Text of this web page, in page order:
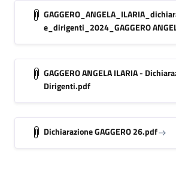
e_dirigenti_2024_GAGGERO
GAGGERO ANGELA ILARIA -
Dirigenti.pdf
Dichiarazione GAGGERO 26.pdf